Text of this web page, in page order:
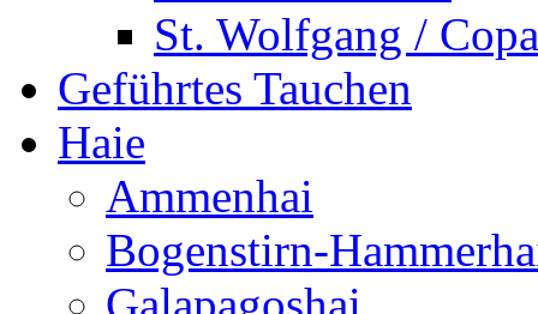
St. Wolfgang /
Geführtes Tauchen
Haie
Ammenhai
Bogenstirn-
Galapagoshai